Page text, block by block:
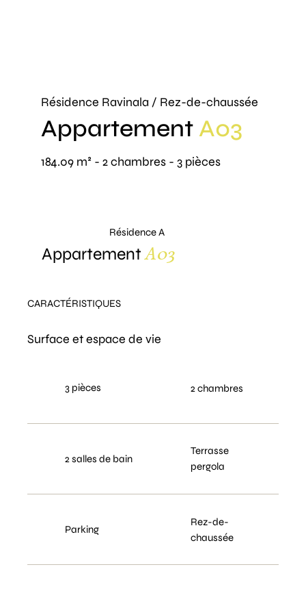
Résidence Ravinala / Rez-de-chaussée
Appartement A03
184.09 m² - 2 chambres - 3 pièces
Surface et espace de vie
CARACTÉRISTIQUES
3 pièces 2 chambres
2 salles de bain
Parking
Rez-de-
chaussée
Terrasse
pergola
Résidence A
AppartementA03